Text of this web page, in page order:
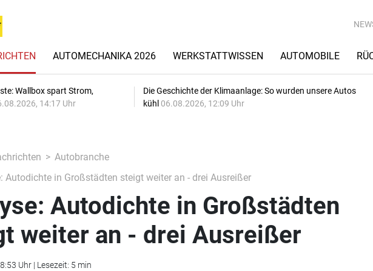
AUTOMECHANIKA 2026 WERKSTATTWISSEN AUTOMOBILE
Wallbox spart Strom,
14:17 Uhr
Die Geschichte der Klimaanlage: So wurden unsere Autos
kühl 06.08.2026, 12:09 Uhr
Autobranche
Autodichte in Großstädten steigt weiter an - drei Ausreißer
Autodichte in Großstädten
weiter an - drei Ausreißer
Uhr | Lesezeit: 5 min